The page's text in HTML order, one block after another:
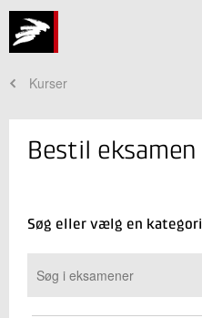
Kurser
Bestil eksamen
Søg eller vælg en kategori